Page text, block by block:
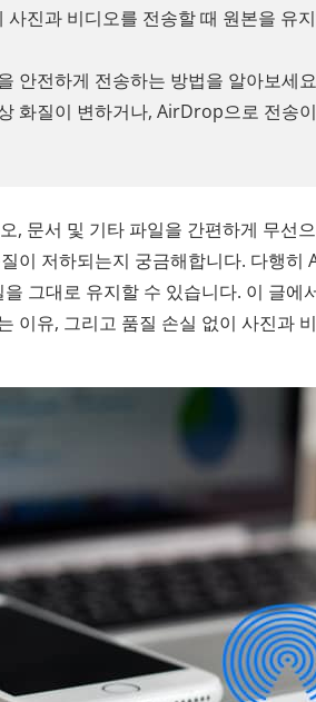
진과 비디오를 전송할 때 원본을 유
안전하게 전송하는 방법을 알아보세
화질이 변하거나, AirDrop으로 전송
문서 및 기타 파일을 간편하게 무선
이 저하되는지 궁금해합니다. 다행히
그대로 유지할 수 있습니다. 이 글
이유, 그리고 품질 손실 없이 사진과